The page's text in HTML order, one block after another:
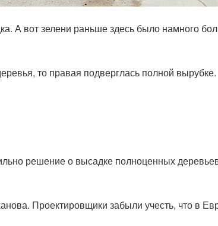
А вот зелени раньше здесь было намного
то правая подверглась полной вырубке.
решение о высадке полноценных
Проектировщики забыли учесть, что в